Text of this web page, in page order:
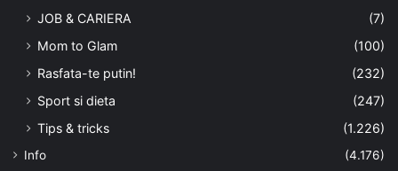
JOB & CARIERA
(7)
Mom to Glam
(100)
Rasfata-te putin!
(232)
Sport si dieta
(247)
Tips & tricks
(1.226)
Info
(4.176)